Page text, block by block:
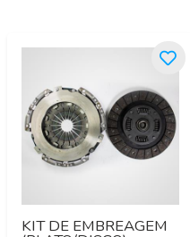
KIT DE EMBREAGEM